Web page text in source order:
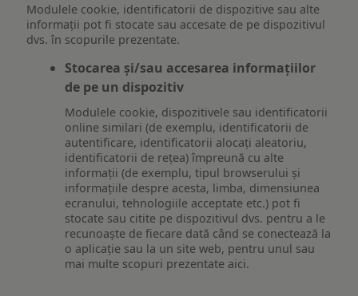
Modulele cookie, identificatorii de dispozitive sau alte
informații pot fi stocate sau accesate de pe dispozitivul
dvs. în scopurile prezentate.
Stocarea și/sau accesarea informațiilor
de pe un dispozitiv
Modulele cookie, dispozitivele sau identificatorii
online similari (de exemplu, identificatorii de
autentificare, identificatorii alocați aleatoriu,
identificatorii de rețea) împreună cu alte
informații (de exemplu, tipul browserului și
informațiile despre acesta, limba, dimensiunea
ecranului, tehnologiile acceptate etc.) pot fi
stocate sau citite pe dispozitivul dvs. pentru a le
recunoaște de fiecare dată când se conectează la
o aplicație sau la un site web, pentru unul sau
mai multe scopuri prezentate aici.